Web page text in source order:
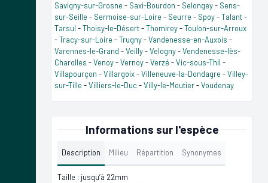
Savigny-sur-Grosne - Saxi-Bourdon - Selongey- Sens-
sur-Seille - Sermoise-sur-Loire - Seurre - Spoy-Talant-
Tarsul -Thoisy-le-Désert-Thomirey-Toulon-sur-Arroux
-Tracy-sur-Loire -Trugny-Vandenesse-en-Auxois -
Varennes-le-Grand -Veilly-Velogny-Vendenesse-lès-
Charolles -Venoy-Vernoy-Verzé -Vic-sous-Thil -
Villapourçon -Villargoix-Villeneuve-la-Dondagre -Villey-
sur-Tille -Villiers-le-Duc -Villy-le-Moutier-Voudenay
Informations sur l'espèce
Description Milieu Répartition Synonymes
Taille : jusqu’à 22mm